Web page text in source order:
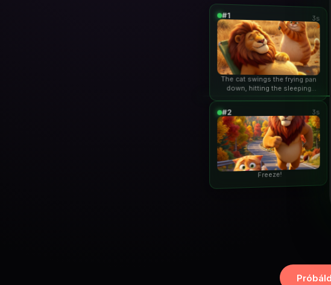
#1 3s
The cat swings the frying pan
down, hitting the sleeping
#2 3s
Freeze!